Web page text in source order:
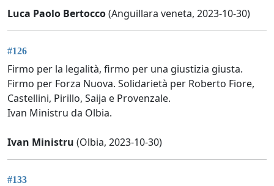
Luca Paolo Bertocco(Anguillara veneta, 2023-10-30)
#126
Firmo per la legalità, firmo per una giustizia giusta.
Firmo per Forza Nuova. Solidarietà per Roberto Fiore,
Castellini, Pirillo, Saija e Provenzale.
Ivan Ministru da Olbia.
Ivan Ministru (Olbia, 2023-10-30)
#133